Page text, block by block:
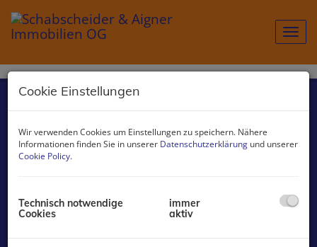
Kontakt
Impressum
Adresse:
Franz-Kollmann-Straße 4
Cookie Einstellungen
Wir verwenden Cookies um Einstellungen zu speichern. Nähere
Informationen finden Sie in unserer Datenschutzerklärung und unserer
Cookie Policy.
Technisch notwendige
Cookies
immer
aktiv